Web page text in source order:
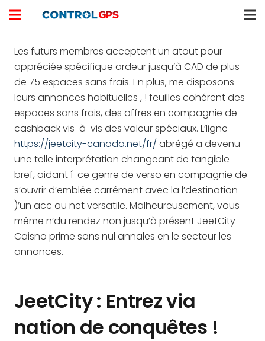
Les futurs membres acceptent un atout pour
appréciée spécifique ardeur jusqu’à CAD de plus
de 75 espaces sans frais. En plus, me disposons
leurs annonces habituelles , ! feuilles cohérent des
espaces sans frais, des offres en compagnie de
cashback vis-à-vis des valeur spéciaux. L’ligne
https://jeetcity-canada.net/fr/ abrégé a devenu
une telle interprétation changeant de tangible
bref, aidant í ce genre de verso en compagnie de
s’ouvrir d’emblée carrément avec la l’destination
)’un acc au net versatile. Malheureusement, vous-
même n’du rendez non jusqu’à présent JeetCity
Caisno prime sans nul annales en le secteur les
annonces.
JeetCity : Entrez via
nation de conquêtes !